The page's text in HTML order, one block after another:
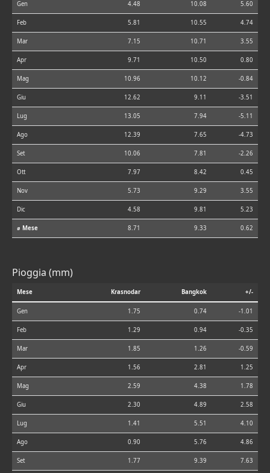
Gen 4.48 10.08 5.60
Feb 5.81 10.55 4.74
Mar 7.15 10.71 3.55
Apr 9.71 10.50 0.80
Mag 10.96 10.12 -0.84
Giu 12.62 9.11 -3.51
Lug 13.05 7.94 -5.11
Ago 12.39 7.65 -4.73
Set 10.06 7.81 -2.26
Ott 7.97 8.42 0.45
Nov 5.73 9.29 3.55
Dic 4.58 9.81 5.23
⌀ Mese 8.71 9.33 0.62
Pioggia (mm)
Mese Krasnodar Bangkok +/-
Gen 1.75 0.74 -1.01
Feb 1.29 0.94 -0.35
Mar 1.85 1.26 -0.59
Apr 1.56 2.81 1.25
Mag 2.59 4.38 1.78
Giu 2.30 4.89 2.58
Lug 1.41 5.51 4.10
Ago 0.90 5.76 4.86
Set 1.77 9.39 7.63